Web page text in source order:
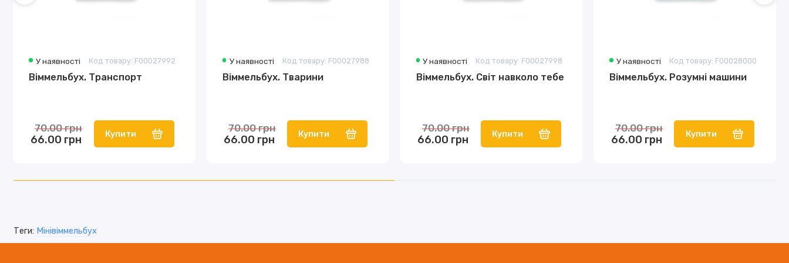
У наявності Код товару: F00027992
Віммельбух. Транспорт
66.00 грн
70.00 грн Купити
У наявності Код товару: F00027988
Віммельбух. Тварини
66.00 грн
70.00 грн Купити
У наявності Код товару: F00027998
Віммельбух. Світ навколо тебе
66.00 грн
70.00 грн Купити
У наявності Код товару: F00028000
Віммельбух. Розумні машини
66.00 грн
70.00 грн Купити
Теги: Мінівіммельбух